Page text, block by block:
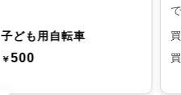
子ども用自転車
￥500